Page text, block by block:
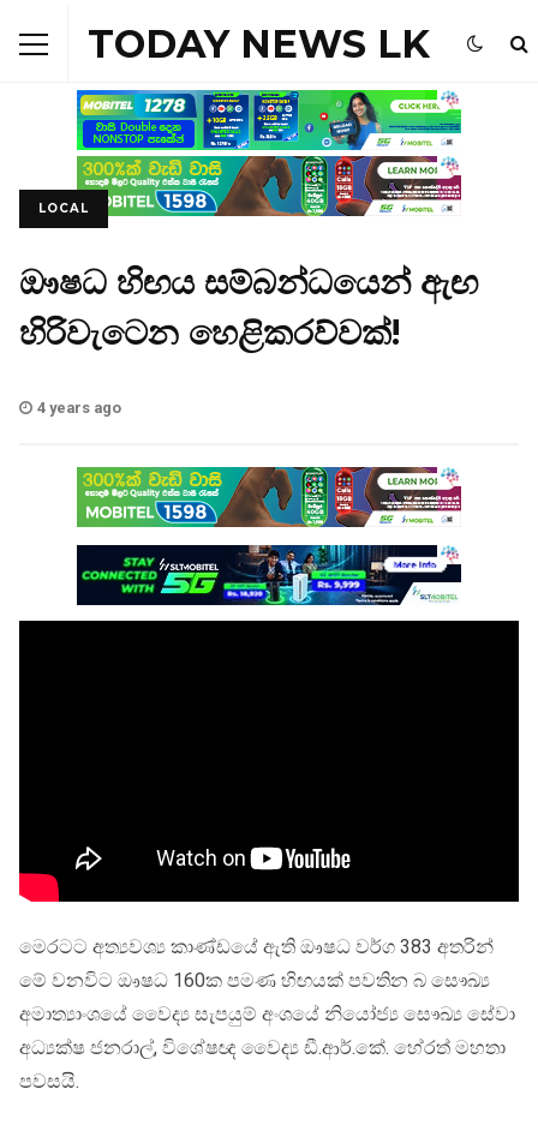
TODAY NEWS LK
LOCAL
ඖෂධ හිඟය සම්බන්ධයෙන් ඇඟ
හිරිවැටෙන හෙළිකරව්වක්!
4 years ago
මෙරටට අත්‍යවශ්‍ය කාණ්ඩයේ ඇති ඖෂධ වර්ග 383 අතරින්
මේ වනවිට ඖෂධ 160ක පමණ හිඟයක් පවතින බ සෞඛ්‍ය
අමාත්‍යාංශයේ වෛද්‍ය සැපයුම් අංශයේ නියෝජ්‍ය සෞඛ්‍ය සේවා
අධ්‍යක්ෂ ජනරාල්, විශේෂඥ වෛද්‍ය ඩී.ආර්.කේ. හේරත් මහතා
පවසයි.